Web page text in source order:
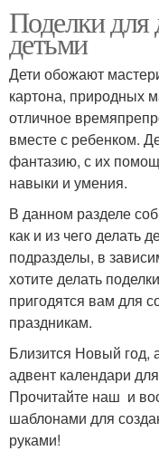
Поделки для
детьми
Дети обожают
картона, природных
отличное
вместе с ребенком.
фантазию, с их
навыки и умения.
В данном разделе
как и из чего делать
подразделы, в
хотите делать
пригодятся вам для
праздникам.
Близится Новый год,
адвент календари
Прочитайте наш и
шаблонами для
руками!